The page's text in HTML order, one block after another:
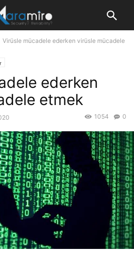
Virüsle mücadele ederken virüsle mücadele
ederken
etmek
0
1054